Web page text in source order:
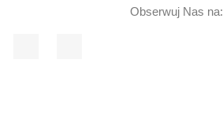
Obserwuj Nas na: